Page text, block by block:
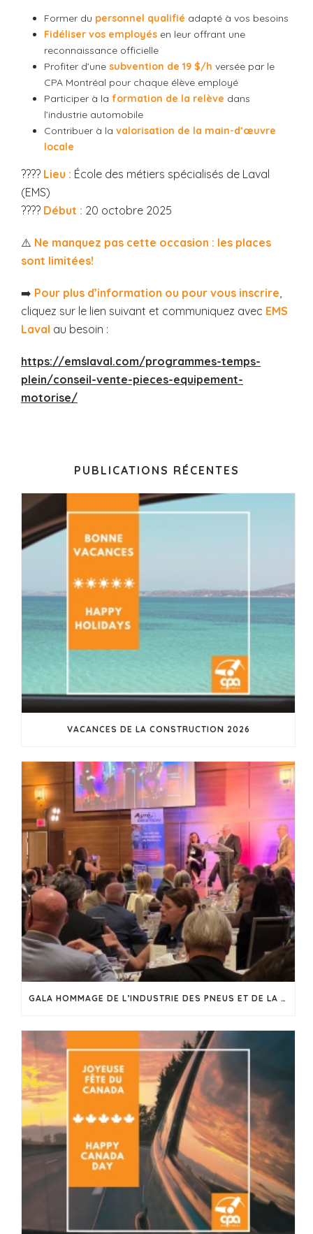
Former du personnel qualifié adapté à vos besoins
Fidéliser vos employésen leur offrant une
reconnaissance officielle
Profiter d’une subvention de 19 $/h versée par le
CPA Montréal pour chaque élève employé
Participer à la formation de la relève dans
l’industrie automobile
Contribuer à la valorisation de la main-d’œuvre
locale
???? Lieu : École des métiers spécialisés de Laval
(EMS)
???? Début : 20 octobre 2025
⚠️ Ne manquez pas cette occasion : les places
sont limitées!
➡️ Pour plus d’information ou pour vous inscrire,
cliquez sur le lien suivant et communiquez avec EMS
Laval au besoin :
https://emslaval.com/programmes-temps-
plein/conseil-vente-pieces-equipement-
motorise/
PUBLICATIONS RÉCENTES
VACANCES DE LA CONSTRUCTION 2026
GALA HOMMAGE DE L’INDUSTRIE DES PNEUS ET DE LA MÉCANIQUE 2026